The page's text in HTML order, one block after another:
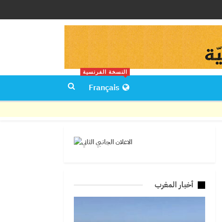
Français
النسخة الفرنسية
أخبار المغرب